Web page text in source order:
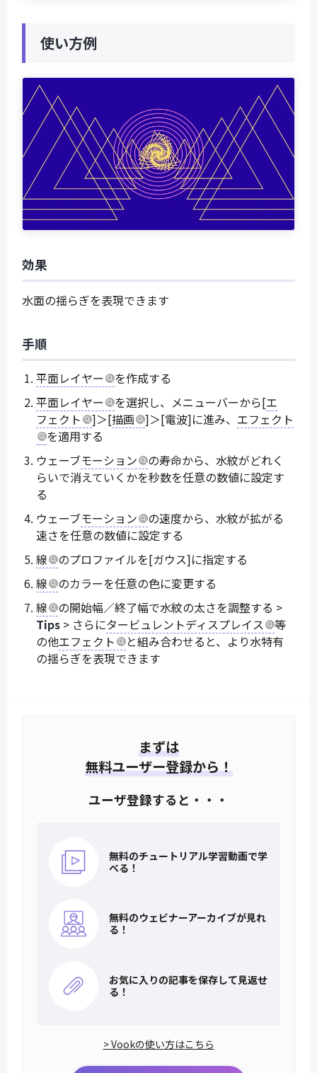
使い方例
効果
水面の揺らぎを表現できます
手順
平面レイヤー
を作成する
平面レイヤー
を選択し、メニューバーから[エ
フェクト
]＞[描画 ]＞[電波]に進み、 エフェクト
を適用する
ウェーブモーション
の寿命から、水紋がどれく
らいで消えていくかを秒数を任意の数値に設定す
る
ウェーブモーション
の速度から、水紋が拡がる
速さを任意の数値に設定する
線
のプロファイルを[ガウス]に指定する
線
のカラーを任意の色に変更する
線
の開始幅／終了幅で水紋の太さを調整する >
Tips > さらにタービュレントディスプレイス
等
の他エフェクト
と組み合わせると、より水特有
の揺らぎを表現できます
まずは
無料ユーザー登録から！
ユーザ登録すると・・・
無料のチュートリアル学習動画で学
べる！
無料のウェビナーアーカイブが見れ
る！
お気に入りの記事を保存して見返せ
る！
> Vookの使い方はこちら